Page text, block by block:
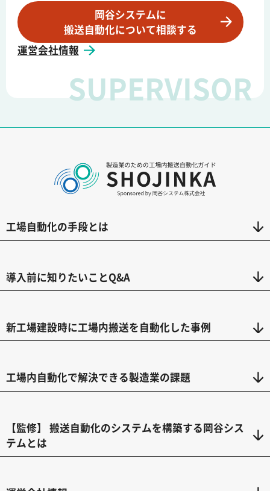
岡谷システムに
搬送自動化について相談する
運営会社情報
SUPERVISOR
工場自動化の手段とは
導入前に知りたいことQ&A
新工場建設時に工場内搬送を自動化した事例
工場内自動化で解決できる製造業の課題
【監修】 搬送自動化のシステムを構築する岡谷シス
テムとは